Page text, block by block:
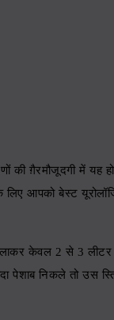
की ग़ैरमौजूदगी में यह
लिए आपको बेस्ट
केवल 2 से 3 लीटर
पेशाब निकले तो उस